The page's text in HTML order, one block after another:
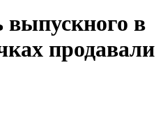
выпускного в
продавали